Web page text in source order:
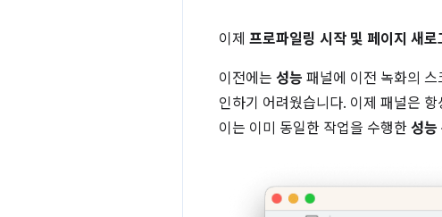
이제 프로파일링 시작 및 페이지 새로
이전에는 성능 패널에 이전 녹화의
인하기 어려웠습니다. 이제 패널은 항
이는 이미 동일한 작업을 수행한 성능